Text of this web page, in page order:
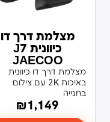
מצלמת דרך דו
כיוונית J7
JAECOO
מצלמת דרך דו כיוונית
באיכות 2K עם צילום
בחנייה
₪1,149